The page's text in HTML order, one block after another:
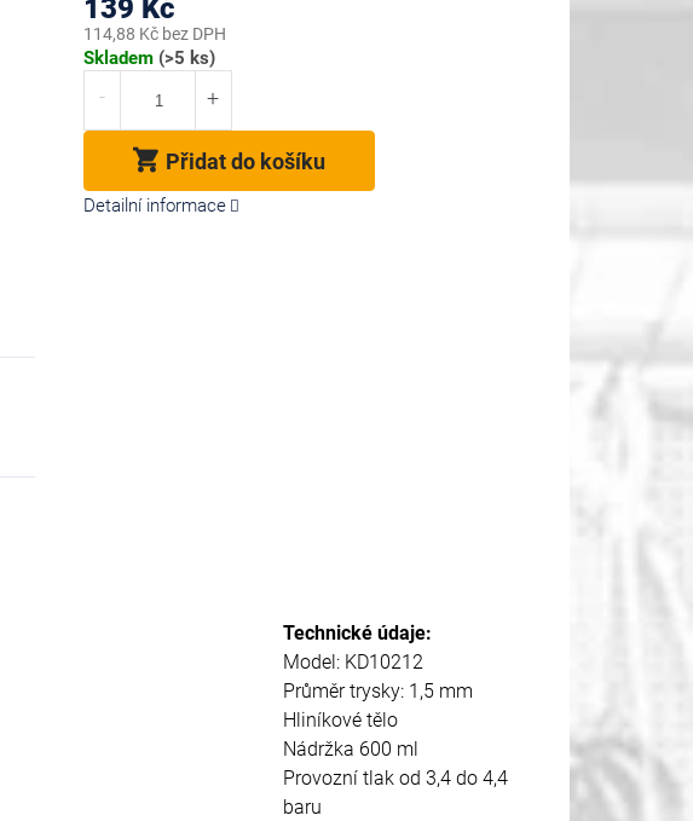
139 Kč
114,88 Kč bez DPH
Měrná
Skladem (>5 ks)
Přidat do košíku
Detailní informace
Technické údaje:
Model: KD10212
Průměr trysky: 1,5 mm
Hliníkové tělo
Nádržka 600 ml
Provozní tlak od 3,4 do 4,4
baru